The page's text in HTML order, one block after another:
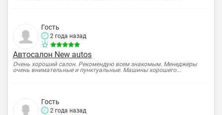
Гость
2 года назад
Автосалон New autos
Очень хороший салон. Рекомендую всем знакомым. Менеджеры
очень внимательные и пунктуальные. Машины хорошего...
Гость
2 года назад